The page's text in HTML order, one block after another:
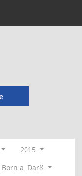
2015
a. Darß